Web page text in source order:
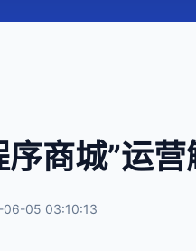
商城”运
06-05 03:10:13